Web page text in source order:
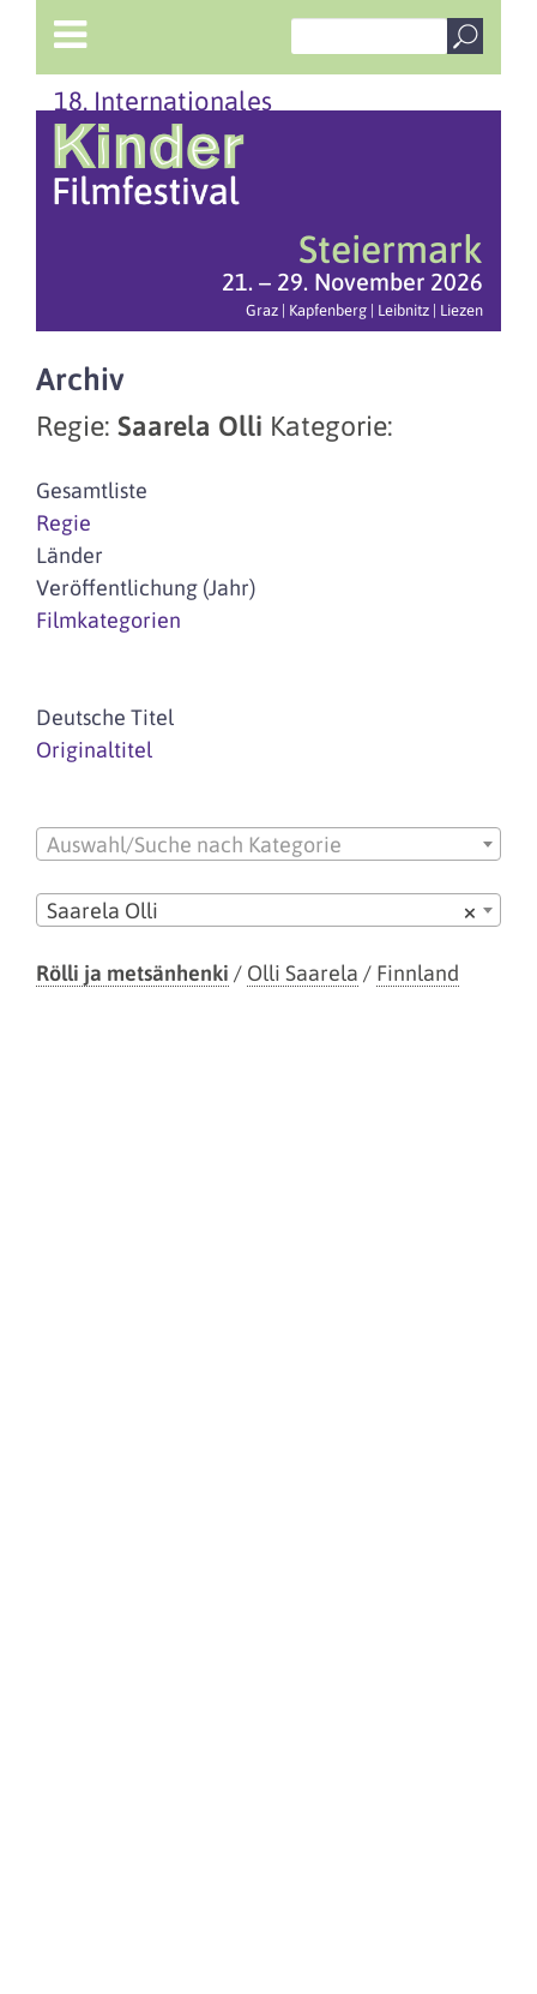
18. Internationales
Steiermark
21. – 29. November 2026
Graz | Kapfenberg | Leibnitz | Liezen
Archiv
Regie: Saarela Olli Kategorie:
Gesamtliste
Regie
Länder
Veröffentlichung (Jahr)
Filmkategorien
Deutsche Titel
Originaltitel
Auswahl/Suche nach Kategorie
×
Saarela Olli
Rölli ja metsänhenki / Olli Saarela / Finnland